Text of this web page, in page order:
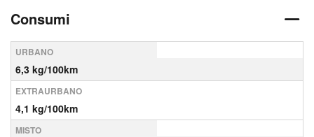
Consumi
URBANO
6,3 kg/100km
EXTRAURBANO
4,1 kg/100km
MISTO